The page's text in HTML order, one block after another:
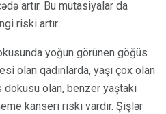
artır. Bu mutasiyalar da
riski artır.
yoğun görünen göğüs
olan qadınlarda, yaşı çox olan
dokusu olan, benzer yaştaki
kanseri riski vardır. Şişlər